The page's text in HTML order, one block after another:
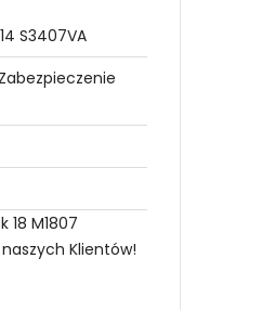
S3407VA
M1807
Klientów!